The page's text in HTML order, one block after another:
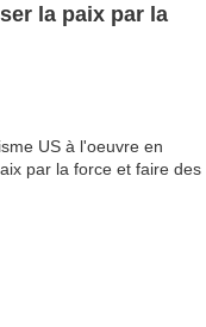
la paix par la